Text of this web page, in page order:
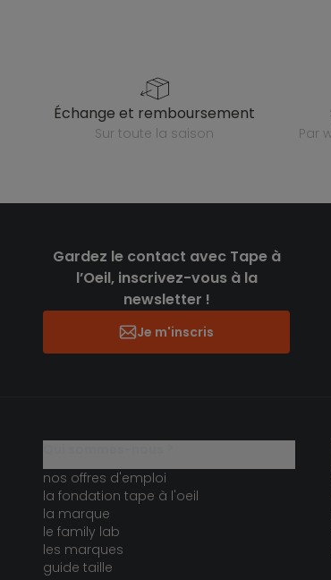
échange et remboursement
sur toute la saison
par whatsapp, e-mail ou
Gardez le contact avec Tape à
l’Oeil, inscrivez-vous à la
newsletter !
Je m'inscris
nos offres d'emploi
la fondation tape à l'oeil
la marque
le family lab
les marques
guide taille